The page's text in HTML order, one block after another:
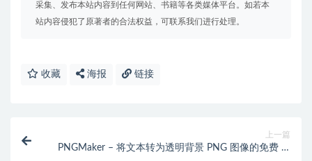
采集、发布本站内容到任何网站、书籍等各类媒体平台。如若本
站内容侵犯了原著者的合法权益，可联系我们进行处理。
收藏 海报 链接
上一篇
PNGMaker – 将文本转为透明背景 PNG 图像的免费 AI